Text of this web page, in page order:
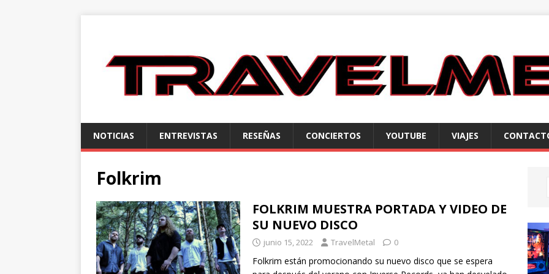
NOTICIAS ENTREVISTAS RESEÑAS CONCIERTOS YOUTUBE VIAJES
Folkrim
FOLKRIM MUESTRA PORTADA Y VIDEO DE
SU NUEVO DISCO
junio 15, 2022 TravelMetal 0
Folkrim están promocionando su nuevo disco que se espera